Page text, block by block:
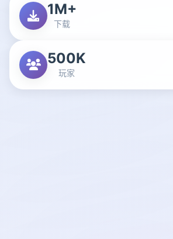
1M+
下载
500K
玩家